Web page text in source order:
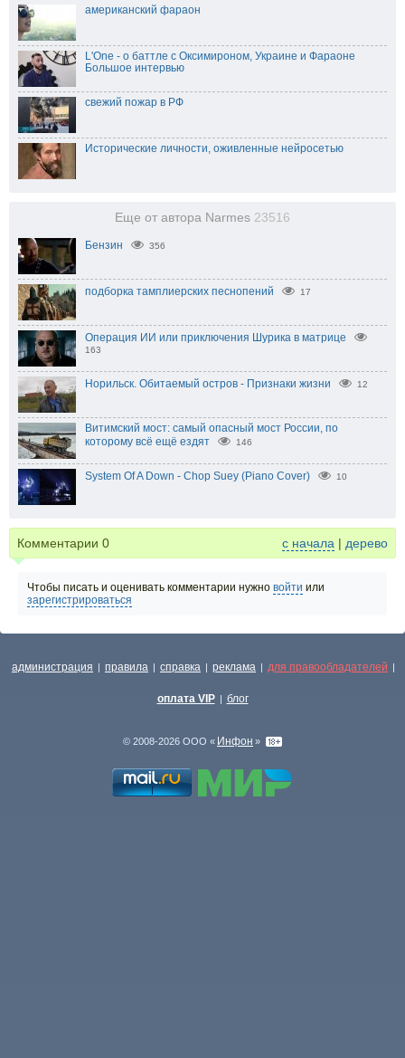
американский фараон
L'One - о баттле с Оксимироном, Украине и Фараоне
Большое интервью
свежий пожар в РФ
Исторические личности, оживленные нейросетью
Еще от автора Narmes 23516
Бензин 356
подборка тамплиерских песнопений 17
Операция ИИ или приключения Шурика в матрице
163
Норильск. Обитаемый остров - Признаки жизни 12
Витимский мост: самый опасный мост России, по
которому всё ещё ездят
146
System Of A Down - Chop Suey (Piano Cover) 10
Комментарии 0 с начала | дерево
Чтобы писать и оценивать комментарии нужно войти или
зарегистрироваться
администрация | правила | справка | реклама | для правообладателей |
оплата VIP | блог
© 2008-2026 ООО « Инфон »